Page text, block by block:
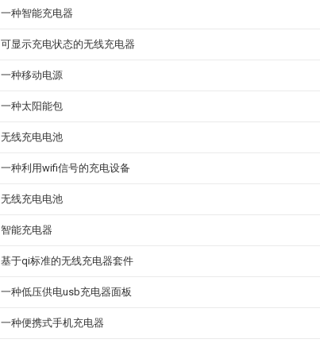
一种智能充电器
可显示充电状态的无线充电器
一种移动电源
一种太阳能包
无线充电电池
一种利用wifi信号的充电设备
无线充电电池
智能充电器
基于qi标准的无线充电器套件
一种低压供电usb充电器面板
一种便携式手机充电器